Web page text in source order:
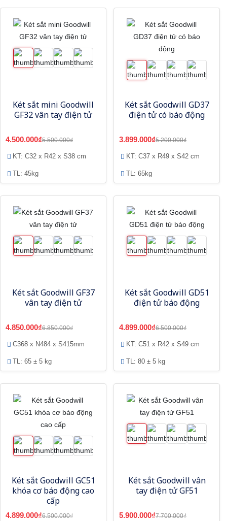
Két sắt mini Goodwill
GF32 vân tay điện tử
4.500.000₫5.500.000₫
KT: C32 x R42 x S38 cm
TL: 45kg
Két sắt Goodwill GD37
điện tử có báo động
3.899.000₫5.200.000₫
KT: C37 x R49 x S42 cm
TL: 65kg
Két sắt Goodwill GF37
vân tay điện tử
4.850.000₫6.850.000₫
C368 x N484 x S415mm
TL: 65 ± 5 kg
Két sắt Goodwill GD51
điện tử báo động
4.899.000₫6.500.000₫
KT: C51 x R42 x S49 cm
TL: 80 ± 5 kg
Két sắt Goodwill GC51
khóa cơ báo động cao
cấp
4.899.000₫6.500.000₫
Két sắt Goodwill vân
tay điện tử GF51
5.900.000₫7.700.000₫